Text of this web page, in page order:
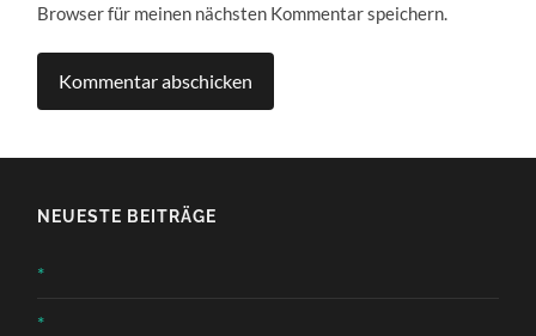
Browser für meinen nächsten Kommentar speichern.
NEUESTE BEITRÄGE
*
*